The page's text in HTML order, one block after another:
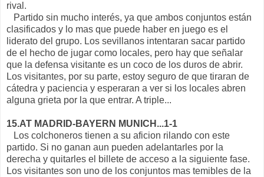
rival.
Partido sin mucho interés, ya que ambos conjuntos están
clasificados y lo mas que puede haber en juego es el
liderato del grupo. Los sevillanos intentaran sacar partido
de el hecho de jugar como locales, pero hay que señalar
que la defensa visitante es un coco de los duros de abrir.
Los visitantes, por su parte, estoy seguro de que tiraran de
cátedra y paciencia y esperaran a ver si los locales abren
alguna grieta por la que entrar. A triple...
15.AT MADRID-BAYERN MUNICH...1-1
Los colchoneros tienen a su aficion rilando con este
partido. Si no ganan aun pueden adelantarles por la
derecha y quitarles el billete de acceso a la siguiente fase.
Los visitantes son uno de los conjuntos mas temibles de la